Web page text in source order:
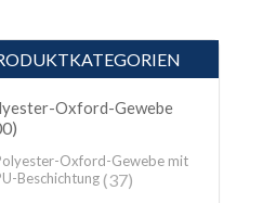
Oxford-Gewebe
Oxford-Gewebe mit
Beschichtung(37)